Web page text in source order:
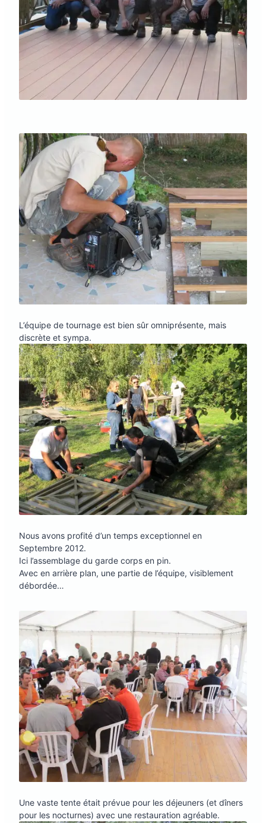
L’équipe de tournage est bien sûr omniprésente, mais
discrète et sympa.
Nous avons profité d’un temps exceptionnel en
Septembre 2012.
Ici l’assemblage du garde corps en pin.
Avec en arrière plan, une partie de l’équipe, visiblement
débordée…
Une vaste tente était prévue pour les déjeuners (et dîners
pour les nocturnes) avec une restauration agréable.